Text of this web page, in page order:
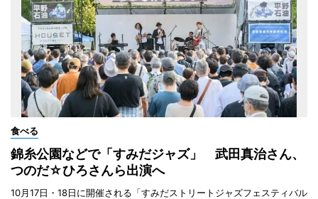
食べる
錦糸公園などで「すみだジャズ」 武田真治さん、
つのだ☆ひろさんら出演へ
10月17日・18日に開催される「すみだストリートジャズフェスティバル